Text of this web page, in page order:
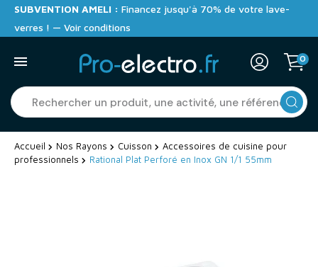
SUBVENTION AMELI : Financez jusqu'à 70% de votre lave-
verres ! — Voir conditions
0
Accueil Nos Rayons Cuisson
Accessoires de cuisine pour
professionnels
Rational Plat Perforé en Inox GN 1/1 55mm